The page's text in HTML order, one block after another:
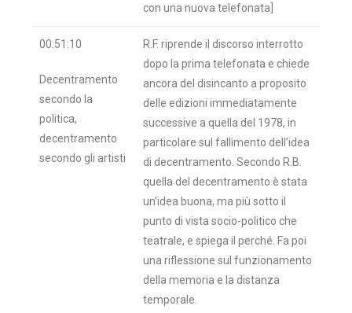
con una nuova telefonata]
00:51:10
Decentramento
secondo la
politica,
decentramento
secondo gli artisti
R.F. riprende il discorso interrotto
dopo la prima telefonata e chiede
ancora del disincanto a proposito
delle edizioni immediatamente
successive a quella del 1978, in
particolare sul fallimento dell’idea
di decentramento. Secondo R.B.
quella del decentramento è stata
un’idea buona, ma più sotto il
punto di vista socio-politico che
teatrale, e spiega il perché. Fa poi
una riflessione sul funzionamento
della memoria e la distanza
temporale.